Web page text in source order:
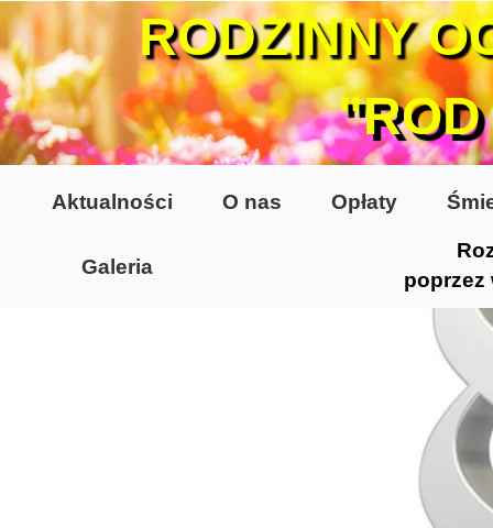
poprzez
Galeria
Aktualności O nas Opłaty
RODZINNY